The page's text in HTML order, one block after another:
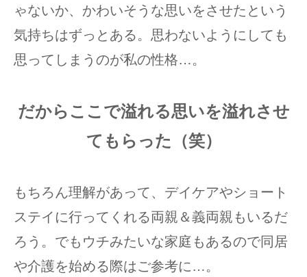
ゃないか、かわいそうな思いをさせたという
気持ちはずっとある。思わないようにしても
思ってしまうのが私の性格…。
だからここで溢れる思いを溢れさせ
てもらった（笑）
もちろん理解があって、デイケアやショート
ステイに行ってくれる両親＆義両親もいるだ
ろう。でもウチみたいな家庭もあるので同居
や介護を始める際はご参考に…。